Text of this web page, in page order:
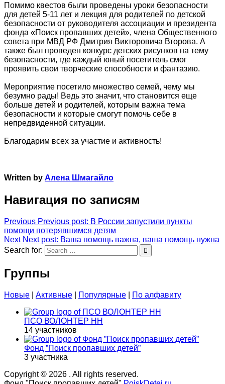
Помимо квестов были проведены уроки безопасности
для детей 5-11 лет и лекция для родителей по детской
безопасности от руководителя ассоциации и президента
фонда «Поиск пропавших детей», члена Общественного
совета при МВД РФ Дмитрия Викторовича Второва. А
также был проведен конкурс детских рисунков на тему
безопасности, где каждый юный посетитель смог
проявить свои творческие способности и фантазию.
Мероприятие посетило множество семей, чему мы
безумно рады! Ведь это значит, что становится еще
больше детей и родителей, которым важна тема
безопасности и которые смогут помочь себе в
непредвиденной ситуации.
Благодарим всех за участие и активность!
Written by Алена Шмагайло
Навигация по записям
Previous Previous post: В России запустили пункты
помощи потерявшимся детям
Next Next post: Ваша помощь важна, ваша помощь нужна
Search for:
Группы
Новые Активные Популярные По алфавиту
ПСО ВОЛОНТЕР НН
14 участников
Фонд ”Поиск пропавших детей”
3 участника
Copyright © 2026 . All rights reserved.